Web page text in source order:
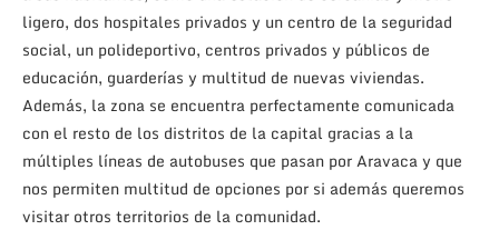
ligero, dos hospitales privados y un centro de la seguridad
social, un polideportivo, centros privados y públicos de
educación, guarderías y multitud de nuevas viviendas.
Además, la zona se encuentra perfectamente comunicada
con el resto de los distritos de la capital gracias a la
múltiples líneas de autobuses que pasan por Aravaca y que
nos permiten multitud de opciones por si además queremos
visitar otros territorios de la comunidad.